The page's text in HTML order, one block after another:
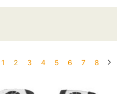
1 2 3 4 5 6 7 8